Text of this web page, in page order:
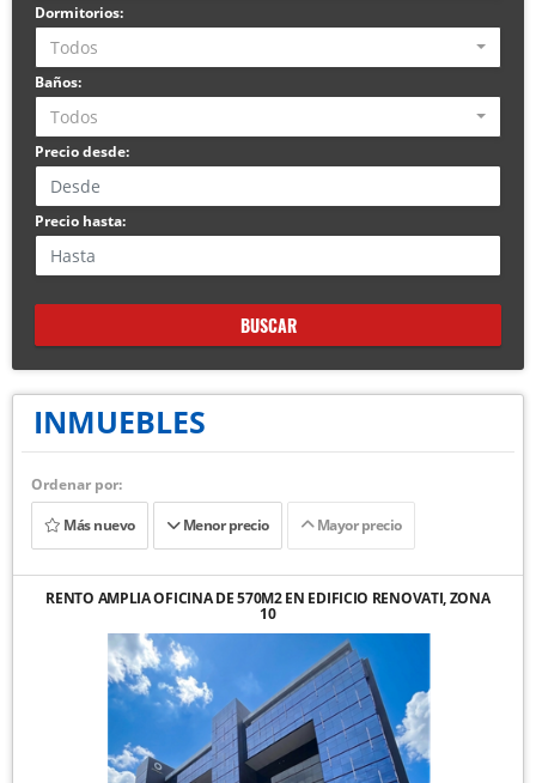
Dormitorios:
Todos
Baños:
Todos
Precio desde:
Precio hasta:
BUSCAR
INMUEBLES
Ordenar por:
Más nuevo
Menor precio Mayor precio
RENTO AMPLIA OFICINA DE 570M2 EN EDIFICIO RENOVATI, ZONA
10